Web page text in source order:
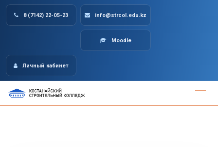
Skip
8 (7142) 22-05-23 info@strcol.edu.kz
Moodle
Личный кабинет